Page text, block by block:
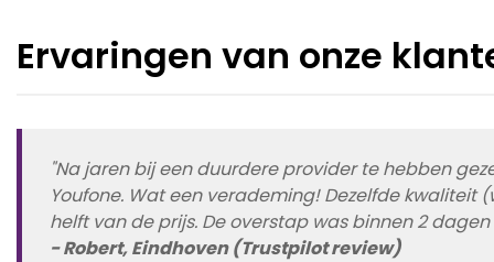
Ervaringen van onze
"Na jaren bij een duurdere provider te hebben
Youfone. Wat een verademing! Dezelfde kwaliteit
helft van de prijs. De overstap was binnen 2
- Robert, Eindhoven (Trustpilot review)